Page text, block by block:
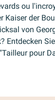
ou
Kaiser der
von
Entdecken
pour